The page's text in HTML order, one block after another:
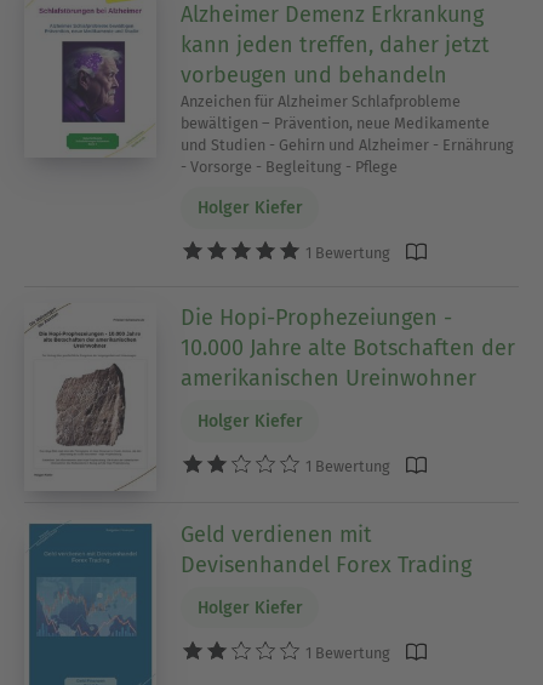
Alzheimer Demenz Erkrankung
kann jeden treffen, daher jetzt
vorbeugen und behandeln
Anzeichen für Alzheimer Schlafprobleme
bewältigen – Prävention, neue Medikamente
und Studien - Gehirn und Alzheimer - Ernährung
- Vorsorge - Begleitung - Pflege
Holger Kiefer
1 Bewertung
Die Hopi-Prophezeiungen -
10.000 Jahre alte Botschaften der
amerikanischen Ureinwohner
Holger Kiefer
1 Bewertung
Geld verdienen mit
Devisenhandel Forex Trading
Holger Kiefer
1 Bewertung